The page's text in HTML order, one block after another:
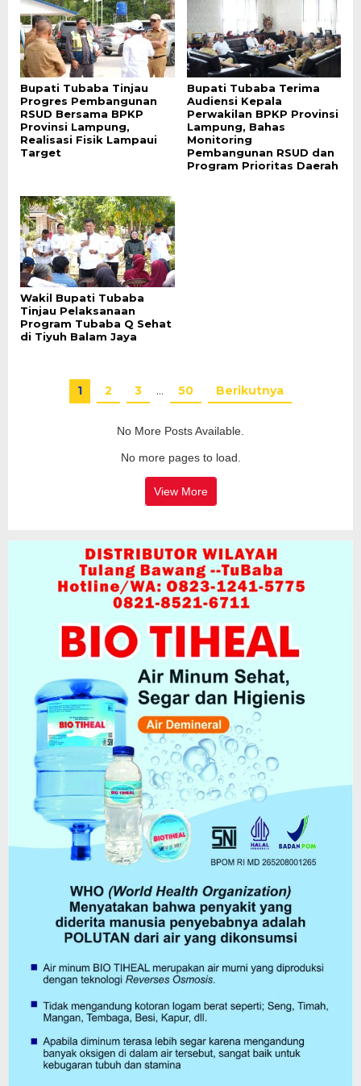
Bupati Tubaba Tinjau
Progres Pembangunan
RSUD Bersama BPKP
Provinsi Lampung,
Realisasi Fisik Lampaui
Target
Bupati Tubaba Terima
Audiensi Kepala
Perwakilan BPKP Provinsi
Lampung, Bahas
Monitoring
Pembangunan RSUD dan
Program Prioritas Daerah
Wakil Bupati Tubaba
Tinjau Pelaksanaan
Program Tubaba Q Sehat
di Tiyuh Balam Jaya
1 2 3 … 50 Berikutnya
No More Posts Available.
No more pages to load.
View More